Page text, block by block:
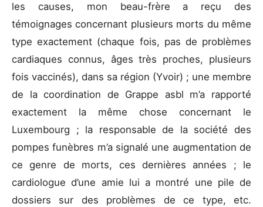
les causes, mon beau-frère a reçu des
témoignages concernant plusieurs morts du même
type exactement (chaque fois, pas de problèmes
cardiaques connus, âges très proches, plusieurs
fois vaccinés), dans sa région (Yvoir) ; une membre
de la coordination de Grappe asbl m’a rapporté
exactement la même chose concernant le
Luxembourg ; la responsable de la société des
pompes funèbres m’a signalé une augmentation de
ce genre de morts, ces dernières années ; le
cardiologue d’une amie lui a montré une pile de
dossiers sur des problèmes de ce type, etc.